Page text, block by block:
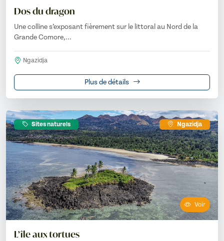
Dos du dragon
Une colline s’exposant fièrement sur le littoral au Nord de la
Grande Comore,...
Ngazidja
Plus de détails
Sites naturels Ngazidja
Voir
L’île aux tortues